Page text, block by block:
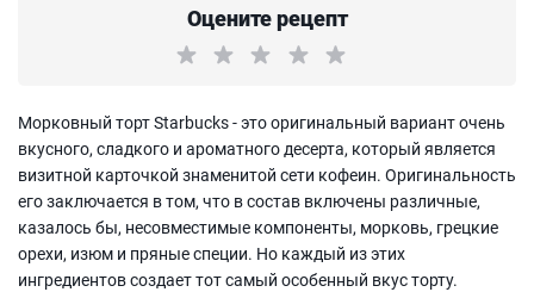
Оцените рецепт
Морковный торт Starbucks - это оригинальный вариант очень
вкусного, сладкого и ароматного десерта, который является
визитной карточкой знаменитой сети кофеин. Оригинальность
его заключается в том, что в состав включены различные,
казалось бы, несовместимые компоненты, морковь, грецкие
орехи, изюм и пряные специи. Но каждый из этих
ингредиентов создает тот самый особенный вкус торту.